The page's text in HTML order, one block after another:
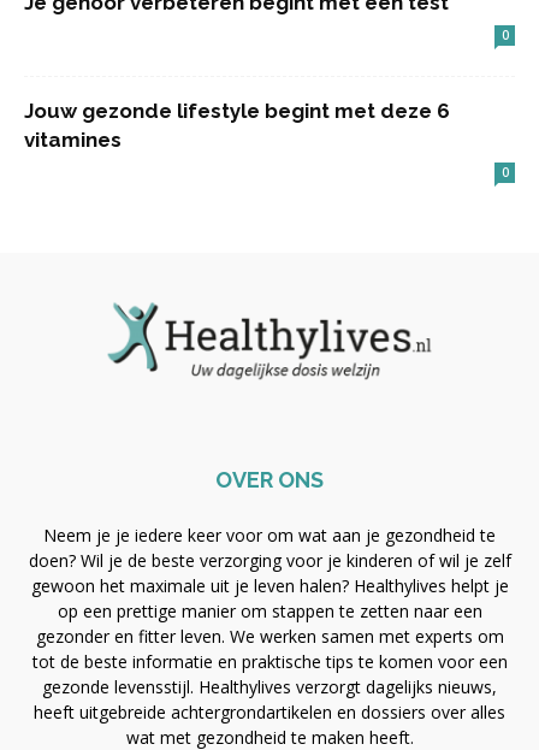
0
Jouw gezonde lifestyle begint met deze 6
vitamines
0
OVER ONS
Neem je je iedere keer voor om wat aan je gezondheid te
doen? Wil je de beste verzorging voor je kinderen of wil je zelf
gewoon het maximale uit je leven halen? Healthylives helpt je
op een prettige manier om stappen te zetten naar een
gezonder en fitter leven. We werken samen met experts om
tot de beste informatie en praktische tips te komen voor een
gezonde levensstijl. Healthylives verzorgt dagelijks nieuws,
heeft uitgebreide achtergrondartikelen en dossiers over alles
wat met gezondheid te maken heeft.